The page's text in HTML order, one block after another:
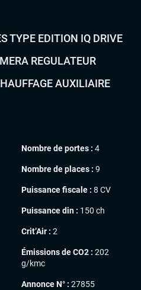
TYPE EDITION IQ DRIVE
REGULATEUR
AUXILIAIRE
Nombre de portes : 4
Nombre de places : 9
Puissance fiscale : 8 CV
Puissance din : 150 ch
Crit’Air : 2
Émissions de CO2 : 202
g/kmc
Annonce N° : 27855